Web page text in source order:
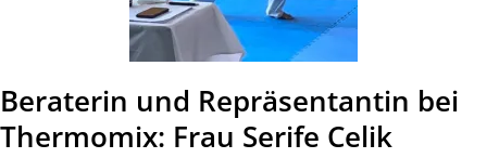
Beraterin und Repräsentantin bei
Thermomix: Frau Serife Celik